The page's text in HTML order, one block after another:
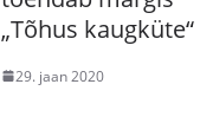
„Tõhus kaugküte“
29. jaan 2020